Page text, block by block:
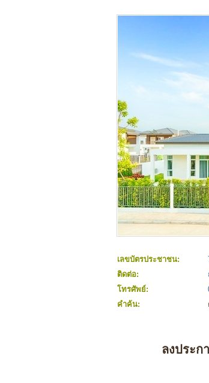
เลขบัตรประชาชน:
ติดต่อ:
โทรศัพย์:
คำค้น:
ลงประก